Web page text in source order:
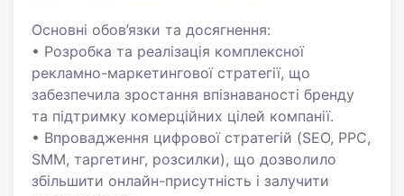
Основні обов’язки та досягнення:
• Розробка та реалізація комплексної
рекламно-маркетингової стратегії, що
забезпечила зростання впізнаваності бренду
та підтримку комерційних цілей компанії.
• Впровадження цифрової стратегій (SEO, PPC,
SMM, таргетинг, розсилки), що дозволило
збільшити онлайн-присутність і залучити